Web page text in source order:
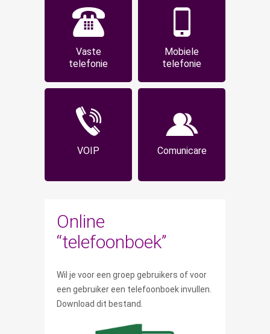
Vaste
telefonie
Mobiele
telefonie
VOIP Comunicare
Online
“telefoonboek”
Wil je voor een groep gebruikers of voor
een gebruiker een telefoonboek invullen.
Download dit bestand.